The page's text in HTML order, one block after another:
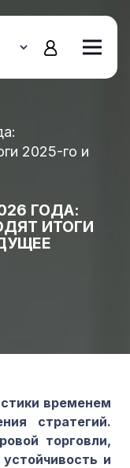
2025-го и
ГОДА:
ИТОГИ
временем
стратегий.
торговли,
и